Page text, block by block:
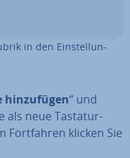
in den Ein­stel­lun­
hin­zu­fü­gen“ und
als neue Tas­ta­tur­
Fort­fah­ren klicken Sie